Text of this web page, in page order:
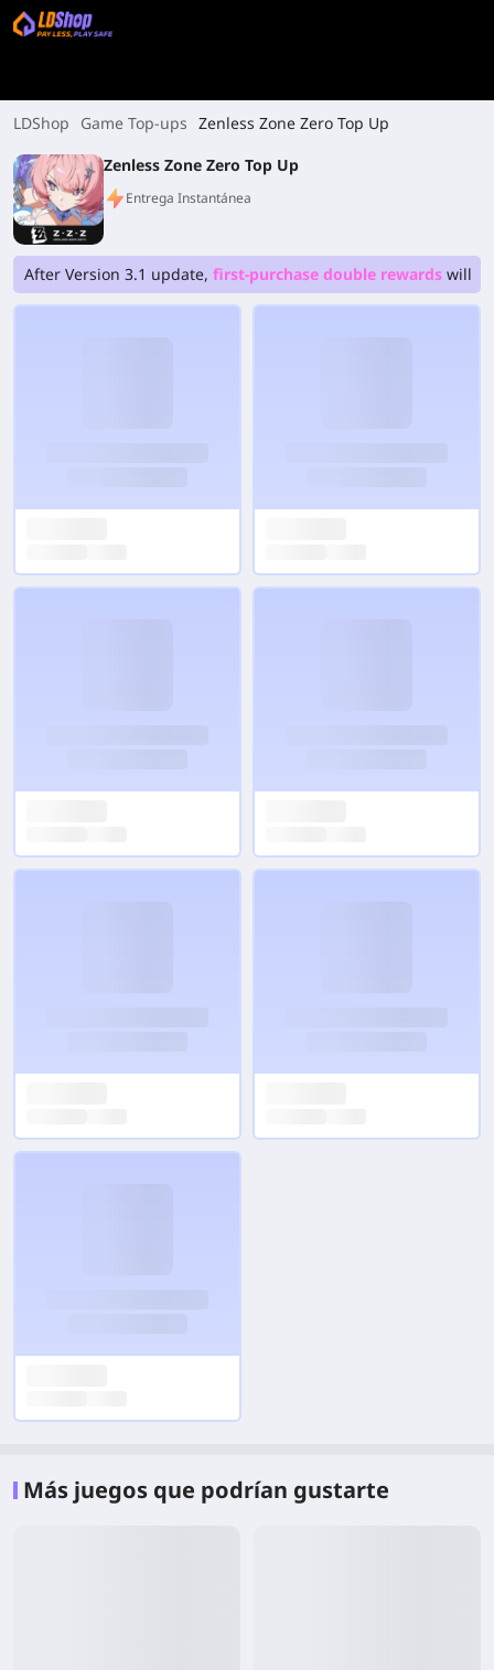
LDShop Game Top-ups Zenless Zone Zero Top Up
Zenless Zone Zero Top Up
Entrega Instantánea
After Version 3.1 update, first-purchase double rewards will
Más juegos que podrían gustarte